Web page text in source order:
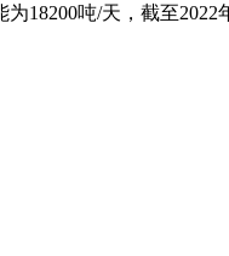
18200吨/天，截至2022